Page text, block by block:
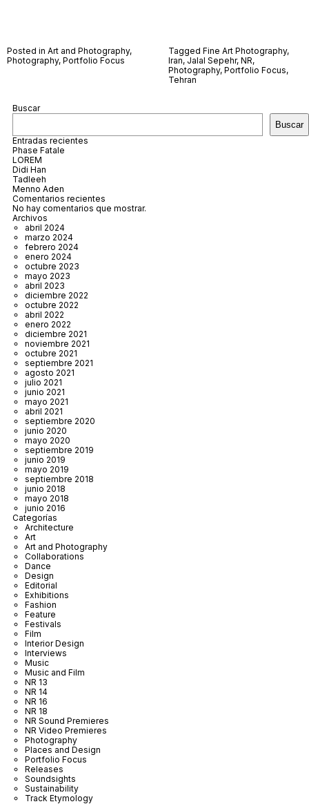
Posted in Art and Photography,
Photography, Portfolio Focus
Tagged Fine Art Photography,
Iran, Jalal Sepehr, NR,
Photography, Portfolio Focus,
Tehran
Buscar
Buscar
Entradas recientes
Phase Fatale
LOREM
Didi Han
Tadleeh
Menno Aden
Comentarios recientes
No hay comentarios que mostrar.
Archivos
abril 2024
marzo 2024
febrero 2024
enero 2024
octubre 2023
mayo 2023
abril 2023
diciembre 2022
octubre 2022
abril 2022
enero 2022
diciembre 2021
noviembre 2021
octubre 2021
septiembre 2021
agosto 2021
julio 2021
junio 2021
mayo 2021
abril 2021
septiembre 2020
junio 2020
mayo 2020
septiembre 2019
junio 2019
mayo 2019
septiembre 2018
junio 2018
mayo 2018
junio 2016
Categorías
Architecture
Art
Art and Photography
Collaborations
Dance
Design
Editorial
Exhibitions
Fashion
Feature
Festivals
Film
Interior Design
Interviews
Music
Music and Film
NR 13
NR 14
NR 16
NR 18
NR Sound Premieres
NR Video Premieres
Photography
Places and Design
Portfolio Focus
Releases
Soundsights
Sustainability
Track Etymology